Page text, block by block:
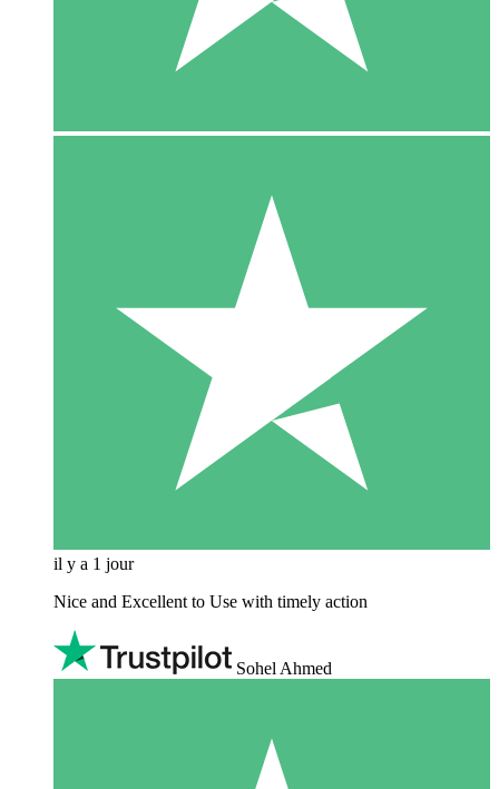
il y a 1 jour
Nice and Excellent to Use with timely action
Sohel Ahmed